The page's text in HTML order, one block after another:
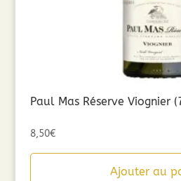
Paul Mas Réserve Viognier
8,50€
Ajouter au